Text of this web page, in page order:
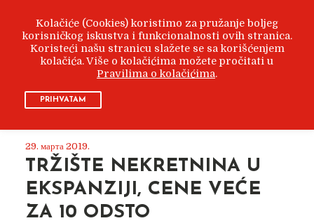
29. марта 2019.
TRŽIŠTE NEKRETNINA U
EKSPANZIJI, CENE VEĆE
ZA 10 ODSTO
Kolačiće (Cookies) koristimo za pružanje boljeg
korisničkog iskustva i funkcionalnosti ovih stranica.
Koristeći našu stranicu slažete se sa korišćenjem
kolačića. Više o kolačićima možete pročitati u
Pravilima o kolačićima.
PRIHVATAM